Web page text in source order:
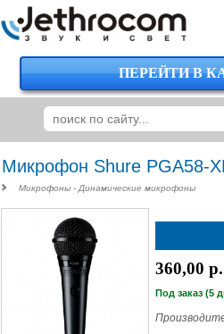
ПЕРЕЙТИ В
Микрофон Shure PGA58-
Микрофоны - Динамические микрофоны
360,00
Под заказ (5